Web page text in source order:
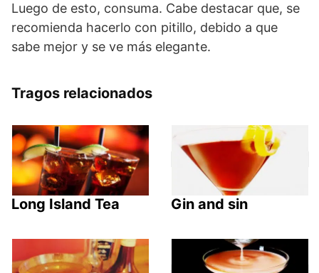
Luego de esto, consuma. Cabe destacar que, se
recomienda hacerlo con pitillo, debido a que
sabe mejor y se ve más elegante.
Tragos relacionados
Long Island Tea Gin and sin